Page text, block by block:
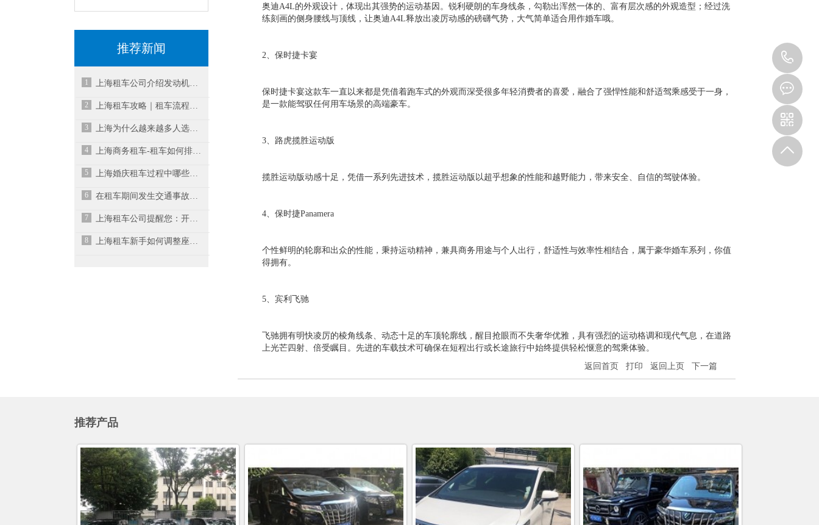
推荐新闻
1 上海租车公司介绍发动机清洗多久一次？
2
3 上海为什么越来越多人选择租车而不是买车？
4 上海商务租车-租车如何排除故障？
5 上海婚庆租车过程中哪些细节格外注意
6
7 上海租车公司提醒您：开车时如何防止追尾
8
奥迪A4L的外观设计，体现出其强势的运动基因。锐利硬朗的车身线条，勾勒出浑然一体的、富有层次感的外观造型；经过洗
练刻画的侧身腰线与顶线，让奥迪A4L释放出凌厉动感的磅礴气势，大气简单适合用作婚车哦。
2、保时捷卡宴
保时捷卡宴这款车一直以来都是凭借着跑车式的外观而深受很多年轻消费者的喜爱，融合了强悍性能和舒适驾乘感受于一身，
是一款能驾驭任何用车场景的高端豪车。
3、路虎揽胜运动版
揽胜运动版动感十足，凭借一系列先进技术，揽胜运动版以超乎想象的性能和越野能力，带来安全、自信的驾驶体验。
4、保时捷Panamera
个性鲜明的轮廓和出众的性能，秉持运动精神，兼具商务用途与个人出行，舒适性与效率性相结合，属于豪华婚车系列，你值
得拥有。
5、宾利飞驰
飞驰拥有明快凌厉的棱角线条、动态十足的车顶轮廓线，醒目抢眼而不失奢华优雅，具有强烈的运动格调和现代气息，在道路
上光芒四射、倍受瞩目。先进的车载技术可确保在短程出行或长途旅行中始终提供轻松惬意的驾乘体验。
返回首页
打印 返回上页 下一篇
推荐产品